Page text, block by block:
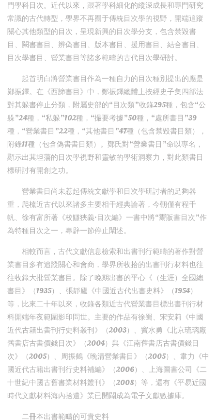
門學科目次。近代以來，跟著學科細化的縱深成長和專門研究
常識的古代轉型，學界不再囿于傳統目次學的視野，開端追蹤
關心其他類型的目次，呈現新興的目次學分支，包含禁毀書
目、闕書書目、辨偽書目、版本書目、援用書目、結合書目、
目次學書目、營業書目等諸多範疇的古代目次學研討。
起首明白將營業書目作為一種自力的目次種別提出的應是
鄭振鐸。在《西諦書目》中，鄭振鐸總體上按經史子集四部法
對其躲書停止分類，附屬史部的“目次類”收錄295種，包含“公
躲”24種，“私躲”102種，“撮要考據”50種，“處所書目”39
種，“營業書目”22種，“其他書目”47種（包含禁毀書目類），
附錄11種（包含偽書書目類）。鄭氏對“營業書目”命以專名，
顯示出其坦蕩的目次學視野和靈敏的學術洞察力，對此類書目
標研討有開創之功。
營業書目尚未惹起傳統文獻學和目次學研討者的足夠器
重，爬梳近古代以來諸多主要相干經典論著，今朝僅有程千
帆、徐有富所著《校讎狹義·目次編》一書中將“鬻販書目次”作
為特種目次之一，專辟一節停止闡述。
相較而言，古代文獻信息檢索和出書刊行範疇的著作對營
業書目多有追蹤關心和會商，學界所收拾的出書刊行材料也往
往收錄大批營業書目。除了晚期出書的平心《（生涯）全國總
書目》（1935）、張靜廬《中國近古代出書史料》（1954）
等，比來二十年以來，收錄各類近古代營業書目標出書刊行材
料開端年夜範圍影印問世。主要的作品有徐蜀、宋安莉《中國
近代古籍出書刊行史料叢刊》（2003）、竇水勇《北京琉璃廠
舊書店古書價錢目次》（2004）與《江南舊書店古書價錢目
次》（2005）、周振鶴《晚清營業書目》（2005）、韋力《中
國近代古籍出書刊行史料補編》（2006）、上海圖書公司《二
十世紀中國古舊書業材料叢刊》（2008）等，還有《平易近國
時代文獻材料海內拾遺》業已開闢成為電子文獻數據庫。
二冊本出書範疇的可貴史料